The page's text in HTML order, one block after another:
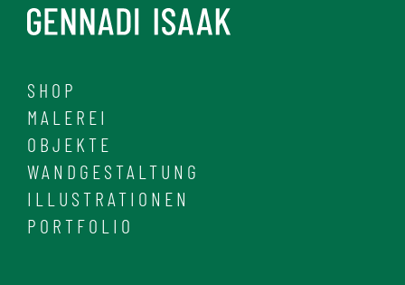
SHOP
MALEREI
OBJEKTE
WANDGESTALTUNG
ILLUSTRATIONEN
PORTFOLIO